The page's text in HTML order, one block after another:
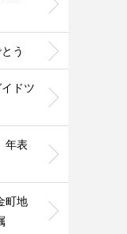
う
ドツ
年表
町地